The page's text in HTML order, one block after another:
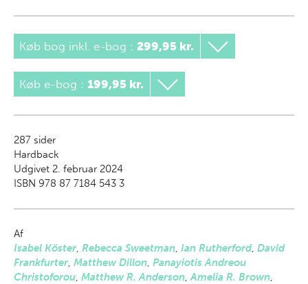
Køb bog inkl. e-bog : 299,95 kr.
Køb e-bog : 199,95 kr.
287 sider
Hardback
Udgivet 2. februar 2024
ISBN 978 87 7184 543 3
Af
Isabel Köster, Rebecca Sweetman, Ian Rutherford, David
Frankfurter, Matthew Dillon, Panayiotis Andreou
Christoforou, Matthew R. Anderson,Amelia R. Brown,